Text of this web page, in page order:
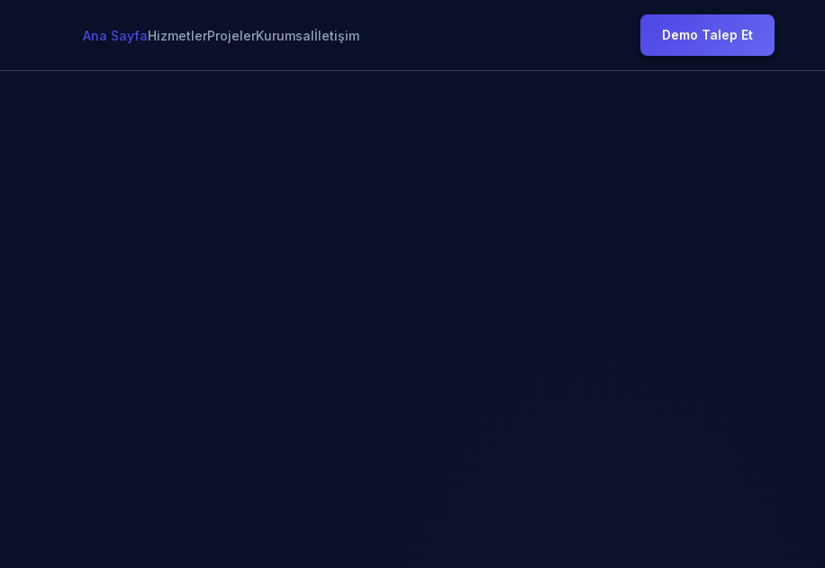
Ana SayfaHizmetlerProjelerKurumsalİletişim Demo Talep Et